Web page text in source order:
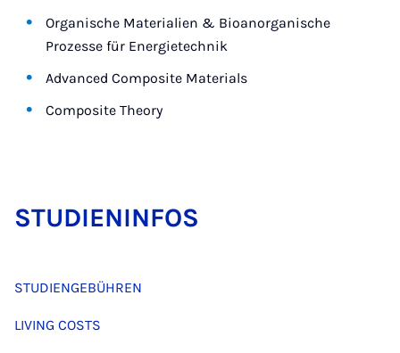
Organische Materialien & Bioanorganische
Prozesse für Energietechnik
Advanced Composite Materials
Composite Theory
STUD­I­EN­IN­FOS
STUDIENGEBÜHREN
LIVING COSTS